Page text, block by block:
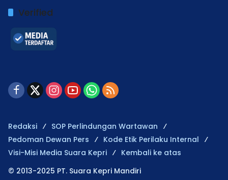
Verified
Redaksi
SOP Perlindungan Wartawan
Pedoman Dewan Pers
Kode Etik Perilaku Internal
Visi-Misi Media Suara Kepri
Kembali ke atas
© 2013-2025 PT. Suara Kepri Mandiri